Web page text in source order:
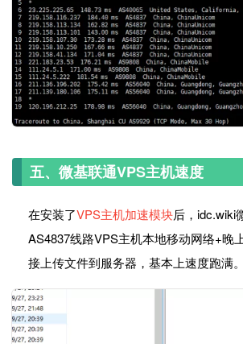
五、微基联通VPS主机速度
在安装了VPS主机加速模块后，idc.wiki
AS4837线路VPS主机本地移动网络+晚
接上传文件到服务器，基本上速度跑满。